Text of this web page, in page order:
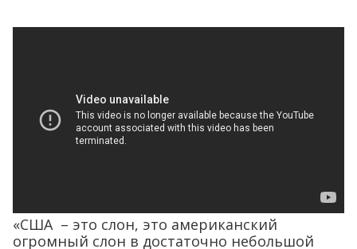
«США – это слон, это американский
огромный слон в достаточно небольшой